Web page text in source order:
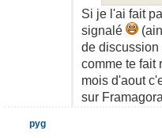
Si je l'ai fait
signalé
de discussion
comme te fait
mois d'aout
sur
pyg